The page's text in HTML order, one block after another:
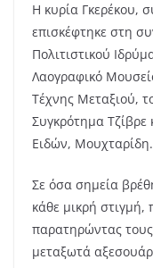
Η κυρία Γκερέκου,
επισκέφτηκε στη
Πολιτιστικού
Λαογραφικό
Τέχνης Μεταξιού,
Συγκρότημα
Ειδών, Μουχταρίδη.
Σε όσα σημεία
κάθε μικρή στιγμή,
παρατηρώντας
μεταξωτά